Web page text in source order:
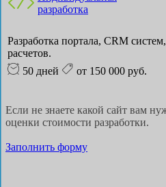
разработка
Разработка портала, CRM
расчетов.
50 дней
от 150 000 руб.
Если не знаете какой сайт вам
оценки стоимости разработки.
Заполнить форму